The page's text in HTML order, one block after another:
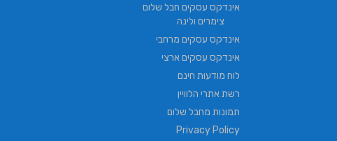
אינדקס עסקים חבל שלום
צימרים ולינה
אינדקס עסקים מרחבי
אינדקס עסקים ארצי
לוח מודעות חינם
רשת אתרי הלוויין
תמונות מחבל שלום
Privacy Policy